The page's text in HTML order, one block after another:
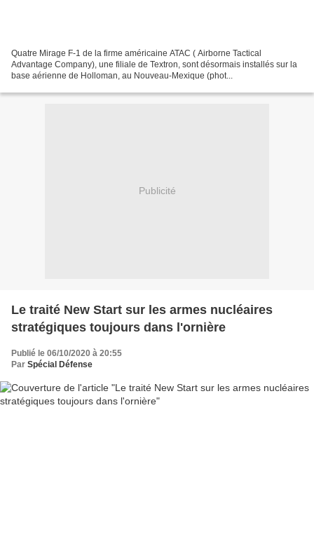
Quatre Mirage F-1 de la firme américaine ATAC ( Airborne Tactical
Advantage Company), une filiale de Textron, sont désormais installés sur la
base aérienne de Holloman, au Nouveau-Mexique (phot...
Publicité
Le traité New Start sur les armes nucléaires
stratégiques toujours dans l'ornière
Publié le 06/10/2020 à 20:55
Par Spécial Défense